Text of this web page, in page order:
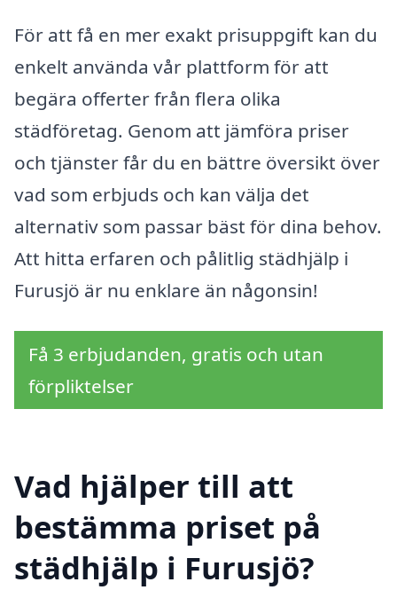
För att få en mer exakt prisuppgift kan du
enkelt använda vår plattform för att
begära offerter från flera olika
städföretag. Genom att jämföra priser
och tjänster får du en bättre översikt över
vad som erbjuds och kan välja det
alternativ som passar bäst för dina behov.
Att hitta erfaren och pålitlig städhjälp i
Furusjö är nu enklare än någonsin!
Få 3 erbjudanden, gratis och utan
förpliktelser
Vad hjälper till att
bestämma priset på
städhjälp i Furusjö?